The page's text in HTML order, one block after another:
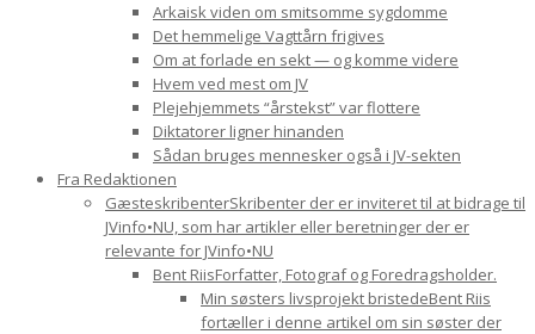
Arkaisk viden om smitsomme sygdomme
Det hemmelige Vagttårn frigives
Om at forlade en sekt — og komme videre
Hvem ved mest om JV
Plejehjemmets “årstekst” var flottere
Diktatorer ligner hinanden
Sådan bruges mennesker også i JV-sekten
Fra Redaktionen
GæsteskribenterSkribenter der er inviteret til at bidrage til
JVinfo•NU, som har artikler eller beretninger der er
relevante for JVinfo•NU
Bent RiisForfatter, Fotograf og Foredragsholder.
Min søsters livsprojekt bristedeBent Riis
fortæller i denne artikel om sin søster der